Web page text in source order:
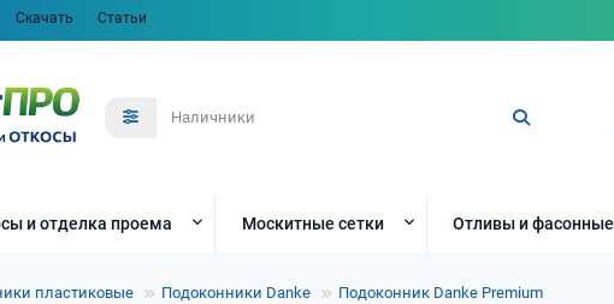
Скачать Статьи
и отделка проема Москитные сетки Отливы и фасонные
пластиковые Подоконники Danke Подоконник Danke Premium